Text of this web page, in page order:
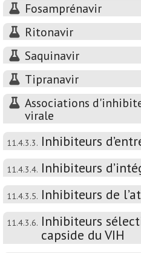
Fosamprénavir
Ritonavir
Saquinavir
Tipranavir
Associations
virale
11.4.3.3. Inhibiteurs
11.4.3.4. Inhibiteurs
11.4.3.5. Inhibiteurs de
11.4.3.6. Inhibiteurs
capside du VIH